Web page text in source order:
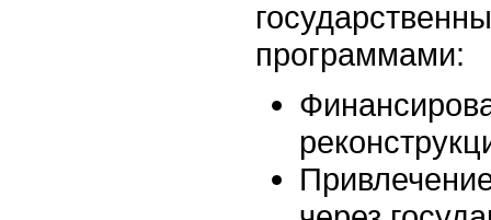
программами: